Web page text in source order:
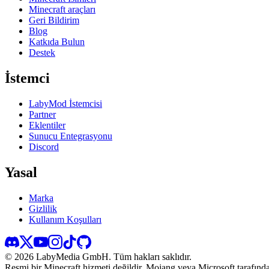
Minecraft araçları
Geri Bildirim
Blog
Katkıda Bulun
Destek
İstemci
LabyMod İstemcisi
Partner
Eklentiler
Sunucu Entegrasyonu
Discord
Yasal
Marka
Gizlilik
Kullanım Koşulları
© 2026 LabyMedia GmbH. Tüm hakları saklıdır.